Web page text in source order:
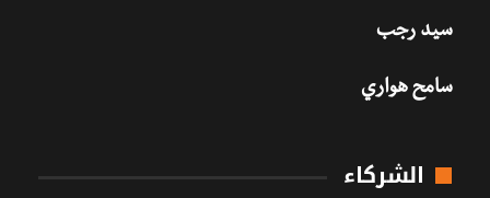
سيد رجب
سامح هواري
الشركاء